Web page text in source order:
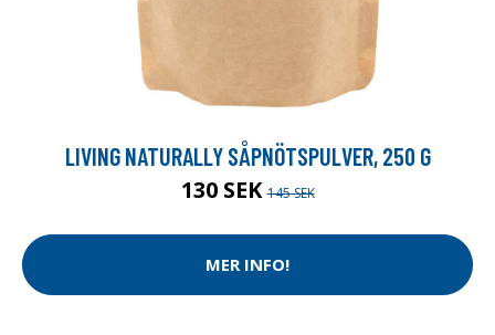
LIVING NATURALLY SÅPNÖTSPULVER, 250 G
130 SEK145 SEK
MER INFO!